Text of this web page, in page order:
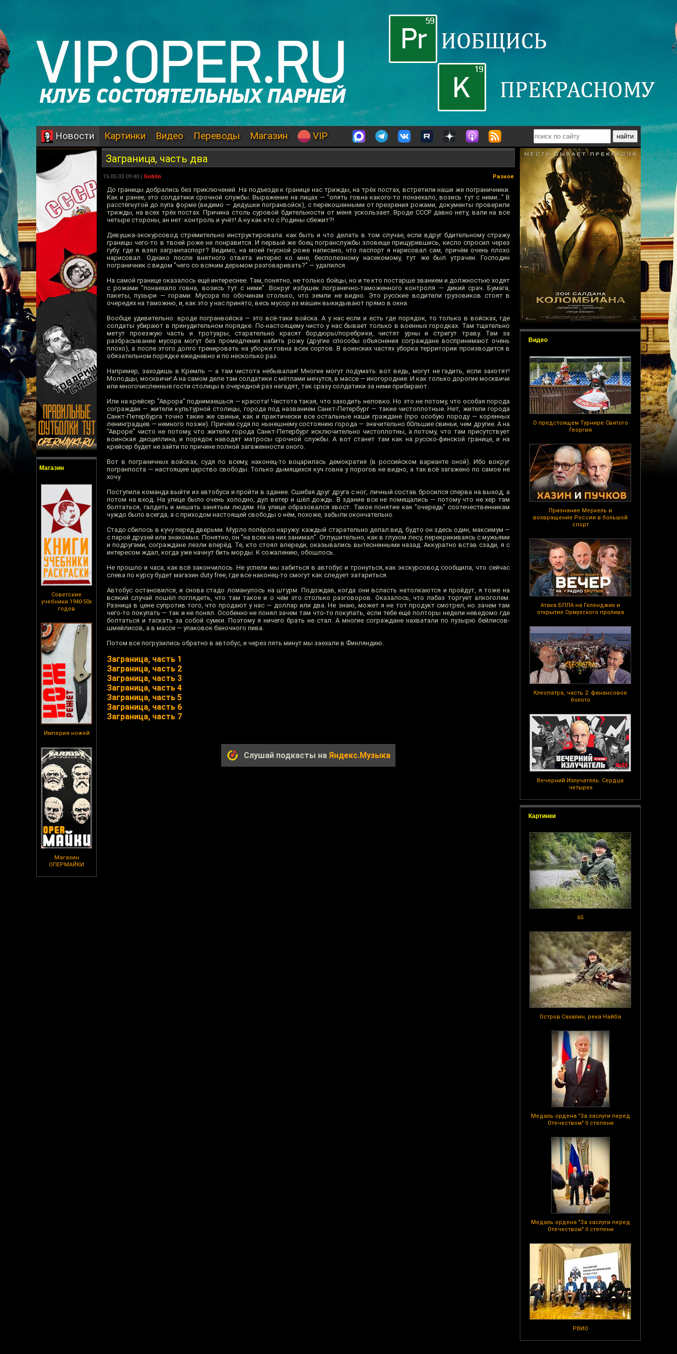
Новости Картинки Видео Переводы Магазин VIP
Магазин
Советские
учебники 1940-50х
годов
Империя ножей
Магазин
ОПЕРМАЙКИ
Видео
О предстоящем Турнире Святого
Георгия
Признание Меркель и
возвращение России в большой
спорт
Атака БПЛА на Геленджик и
открытие Ормузского пролива
Клеопатра, часть 2: финансовое
болото
Вечерний Излучатель: Сердца
четырех
Картинки
65
Остров Сахалин, река Найба
Медаль ордена "За заслуги перед
Отечеством" II степени
Медаль ордена "За заслуги перед
Отечеством" II степени
РВИО
Заграница, часть два
15.05.03 09:40 | Goblin Разное
До границы добрались без приключений. На подъезде к границе нас трижды, на трёх постах, встретили наши же пограничники.
Как и ранее, это солдатики срочной службы. Выражение на лицах — "опять говна какого-то понаехало, возись тут с ними..." В
расстёгнутой до пупа форме (видимо — дедушки погранвойск), с перекошенными от презрения рожами, документы проверили
трижды, на всех трёх постах. Причина столь суровой бдительности от меня ускользает. Вроде СССР давно нету, вали на все
четыре стороны, ан нет: контроль и учёт! А ну как кто с Родины сбежит?!
Девушка-экскурсовод стремительно инструктировала: как быть и что делать в том случае, если вдруг бдительному стражу
границы чего-то в твоей роже не понравится. И первый же боец погранслужбы зловеще прищурившись, кисло спросил через
губу: где я взял загранпаспорт? Видимо, на моей гнусной роже написано, что паспорт я нарисовал сам, причём очень плохо
нарисовал. Однако после внятного ответа интерес ко мне, бесполезному насекомому, тут же был утрачен. Господин
пограничник с видом "чего со всяким дерьмом разговаривать?" — удалился.
На самой границе оказалось ещё интереснее. Там, понятно, не только бойцы, но и те кто постарше званием и должностью ходят
с рожами "понаехало говна, возись тут с ними". Вокруг избушек погранично-таможенного контроля — дикий срач. Бумага,
пакеты, пузыри — горами. Мусора по обочинам столько, что земли не видно. Это русские водители грузовиков стоят в
очередях на таможню, и, как это у нас принято, весь мусор из машин выкидывают прямо в окна.
Вообще удивительно: вроде погранвойска — это всё-таки войска. А у нас если и есть где порядок, то только в войсках, где
солдаты убирают в принудительном порядке. По-настоящему чисто у нас бывает только в военных городках. Там тщательно
метут проезжую часть и тротуары, старательно красят бордюры/поребрики, чистят урны и стригут траву. Там за
разбрасывание мусора могут без промедления набить рожу (другие способы объяснения сограждане воспринимают очень
плохо), а после этого долго тренировать на уборке говна всех сортов. В воинских частях уборка территории производится в
обязательном порядке ежедневно и по несколько раз.
Например, заходишь в Кремль — а там чистота небывалая! Многие могут подумать: вот ведь, могут не гадить, если захотят!
Молодцы, москвичи! А на самом деле там солдатики с мётлами мечутся, в массе — иногородние. И как только дорогие москвичи
или многочисленные гости столицы в очередной раз нагадят, так сразу солдатики за ними прибирают.
Или на крейсер "Аврора" поднимаешься — красота! Чистота такая, что заходить неловко. Но это не потому, что особая порода
сограждан — жители культурной столицы, города под названием Санкт-Петербург — такие чистоплотные. Нет, жители города
Санкт-Петербурга точно такие же свиньи, как и практически все остальные наши граждане (про особую породу — коренных
ленинградцев — немного позже). Причём судя по нынешнему состоянию города — значительно б0льшие свиньи, чем другие. А на
"Авроре" чисто не потому, что жители города Санкт-Петербург исключительно чистоплотны, а потому, что там присутствует
воинская дисциплина, и порядок наводят матросы срочной службы. А вот станет там как на русско-финской границе, и на
крейсер будет не зайти по причине полной загаженности оного.
Вот в пограничных войсках, судя по всему, наконец-то воцарилась демократия (в российском варианте оной). Ибо вокруг
погранпоста — настоящее царство свободы. Только дымящихся куч говна у порогов не видно, а так всё загажено по самое не
хочу.
Поступила команда выйти из автобуса и пройти в здание. Сшибая друг друга с ног, личный состав бросился сперва на выход, а
потом на вход. На улице было очень холодно, дул ветер и шёл дождь. В здание все не помещались — потому что не хер там
болтаться, галдеть и мешать занятым людям. На улице образовался хвост. Такое понятие как "очередь" соотечественникам
чуждо было всегда, а с приходом настоящей свободы о нём, похоже, забыли окончательно.
Стадо сбилось в кучу перед дверьми. Мурло попёрло наружу: каждый старательно делал вид, будто он здесь один, максимум —
с парой друзей или знакомых. Понятно, он "на всех на них занимал". Оглушительно, как в глухом лесу, перекрикиваясь с мужьями
и подругами, сограждане лезли вперёд. Те, кто стоял впереди, оказывались вытесненными назад. Аккуратно встав сзади, я с
интересом ждал, когда уже начнут бить морды. К сожалению, обошлось.
Не прошло и часа, как всё закончилось. Не успели мы забиться в автобус и тронуться, как экскурсовод сообщила, что сейчас
слева по курсу будет магазин duty free, где все наконец-то смогут как следует затариться.
Автобус остановился, и снова стадо ломанулось на штурм. Подождав, когда они всласть натолкаются и пройдут, я тоже на
всякий случай пошёл поглядеть, что там такое и о чём это столько разговоров. Оказалось, что лабаз торгует алкоголем.
Разница в цене супротив того, что продают у нас — доллар или два. Не знаю, может я не тот продукт смотрел, но зачем там
чего-то покупать — так и не понял. Особенно не понял зачем там что-то покупать, если тебе ещё полторы недели неведомо где
болтаться и таскать за собой сумки. Поэтому я ничего брать не стал. А многие сограждане нахватали по пузырю бейлисов-
шмейлисов, а в массе — упаковок баночного пива.
Потом все погрузились обратно в автобус, и через пять минут мы заехали в Финляндию.
Заграница, часть 1
Заграница, часть 2
Заграница, часть 3
Заграница, часть 4
Заграница, часть 5
Заграница, часть 6
Заграница, часть 7
Слушай подкасты на Яндекс.Музыка